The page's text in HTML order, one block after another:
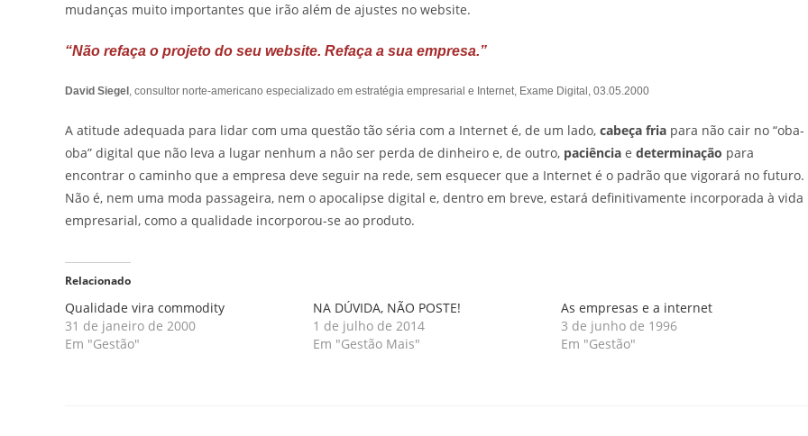
mudanças muito importantes que irão além de ajustes no website.
“Não refaça o projeto do seu website. Refaça a sua empresa.”
David Siegel , consultor norte-americano especializado em estratégia empresarial e Internet, Exame Digital, 03.05.2000
A atitude adequada para lidar com uma questão tão séria com a Internet é, de um lado, cabeça fria para não cair no “oba-
oba” digital que não leva a lugar nenhum a nâo ser perda de dinheiro e, de outro, paciência e determinação para
encontrar o caminho que a empresa deve seguir na rede, sem esquecer que a Internet é o padrão que vigorará no futuro.
Não é, nem uma moda passageira, nem o apocalipse digital e, dentro em breve, estará definitivamente incorporada à vida
empresarial, como a qualidade incorporou-se ao produto.
Relacionado
Qualidade vira commodity
31 de janeiro de 2000
Em "Gestão"
NA DÚVIDA, NÃO POSTE!
1 de julho de 2014
Em "Gestão Mais"
As empresas e a internet
3 de junho de 1996
Em "Gestão"